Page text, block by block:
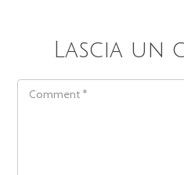
Lascia un
COMMENT